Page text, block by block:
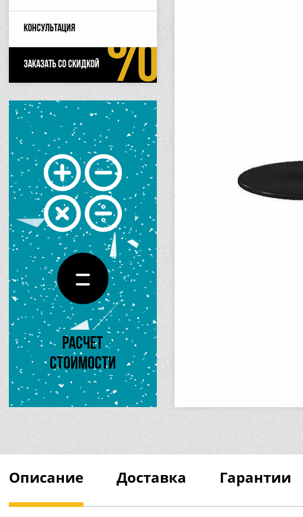
Консультация
Заказать со скидкой
Расчет
стоимости
Описание Доставка Гарантии